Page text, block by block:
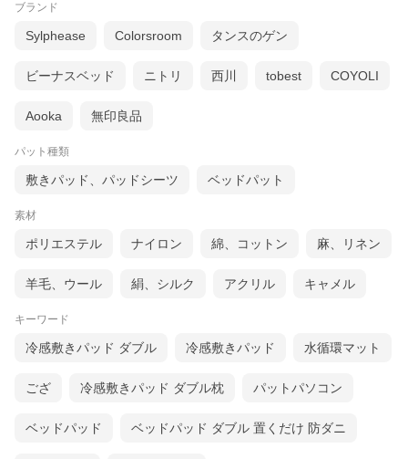
ブランド
Sylphease Colorsroom タンスのゲン
ビーナスベッド ニトリ 西川 tobest COYOLI
Aooka 無印良品
パット種類
敷きパッド、パッドシーツ ベッドパット
素材
ポリエステル ナイロン 綿、コットン 麻、リネン
羊毛、ウール 絹、シルク アクリル キャメル
キーワード
冷感敷きパッド ダブル 冷感敷きパッド 水循環マット
ござ 冷感敷きパッド ダブル枕 パットパソコン
ベッドパッド ベッドパッド ダブル 置くだけ 防ダニ